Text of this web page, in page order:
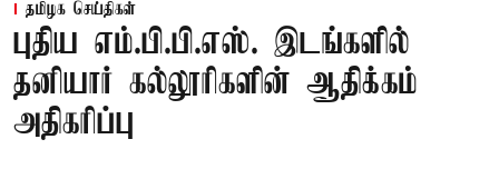
தமிழக செய்திகள்
புதிய எம்.பி.பி.எஸ். இடங்களில்
தனியார் கல்லூரிகளின் ஆதிக்கம்
அதிகரிப்பு